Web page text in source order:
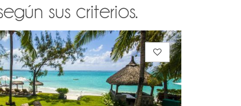
sus criterios.